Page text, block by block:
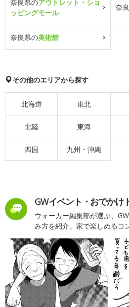
奈良県のアウトレット・ショ
ッピングモール
奈
奈良県の美術館
その他のエリアから探す
北海道 東北
北陸 東海
四国 九州・沖縄
GWイベント・おでかけ
ウォーカー編集部が選ぶ、
み方を紹介。家で楽しめるコ